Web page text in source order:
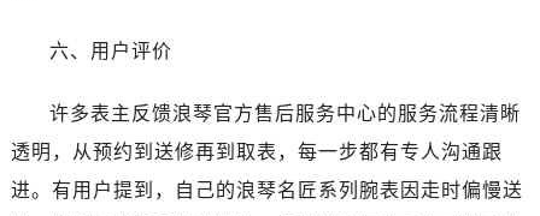
六、用户评价
许多表主反馈浪琴官方售后服务中心的服务流程清晰
透明，从预约到送修再到取表，每一步都有专人沟通跟
进。有用户提到，自己的浪琴名匠系列腕表因走时偏慢送